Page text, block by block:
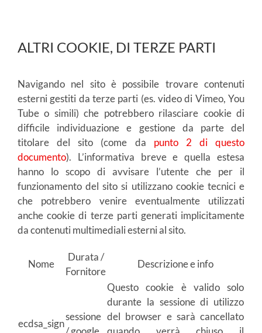
ALTRI COOKIE, DI TERZE PARTI
Navigando nel sito è possibile trovare contenuti
esterni gestiti da terze parti (es. video di Vimeo, You
Tube o simili) che potrebbero rilasciare cookie di
difficile individuazione e gestione da parte del
titolare del sito (come da punto 2 di questo
documento). L’informativa breve e quella estesa
hanno lo scopo di avvisare l’utente che per il
funzionamento del sito si utilizzano cookie tecnici e
che potrebbero venire eventualmente utilizzati
anche cookie di terze parti generati implicitamente
da contenuti multimediali esterni al sito.
Nome
Durata /
Fornitore
Descrizione e info
ecdsa_sign
sessione
Questo cookie è valido solo
durante la sessione di utilizzo
del browser e sarà cancellato